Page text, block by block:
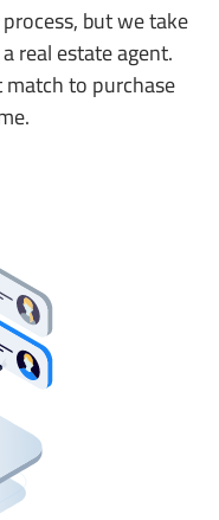
but we take
real estate agent.
to purchase